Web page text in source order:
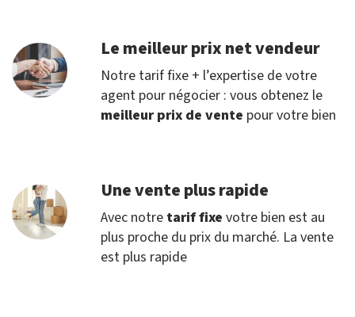
Le meilleur prix net vendeur
Notre tarif fixe + l’expertise de votre
agent pour négocier : vous obtenez le
meilleur prix de vente pour votre bien
Une vente plus rapide
Avec notre tarif fixe votre bien est au
plus proche du prix du marché. La vente
est plus rapide